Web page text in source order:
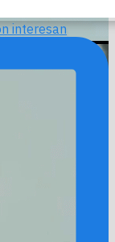
interesan